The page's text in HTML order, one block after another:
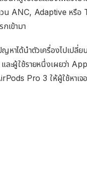
วน ANC, Adaptive หรือ
เข้ามา
หาได้นำตัวเครื่องไปเปลี่
ละผู้ใช้รายหนึ่งเผยว่า
Pro 3 ให้ผู้ใช้หาเจ